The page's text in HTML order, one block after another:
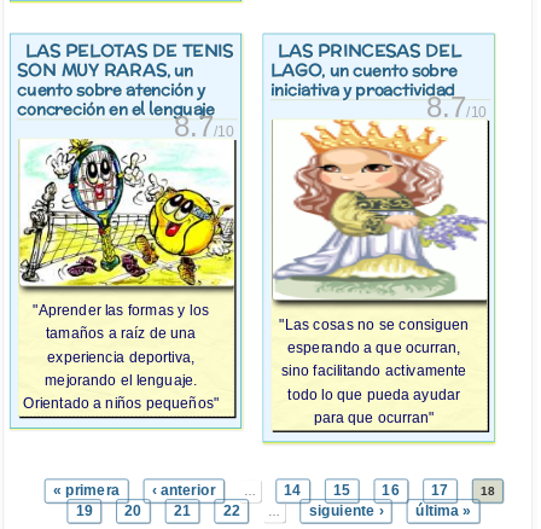
LAS PELOTAS DE TENIS
SON MUY RARAS, un
cuento sobre atención y
concreción en el lenguaje
8.7/10
"Aprender las formas y los
tamaños a raíz de una
experiencia deportiva,
mejorando el lenguaje.
Orientado a niños pequeños"
LAS PRINCESAS DEL
LAGO, un cuento sobre
iniciativa y proactividad
8.7/10
"Las cosas no se consiguen
esperando a que ocurran,
sino facilitando activamente
todo lo que pueda ayudar
para que ocurran"
« primera ‹ anterior 14 15 16 17 18
19 20 21 22 siguiente › última »